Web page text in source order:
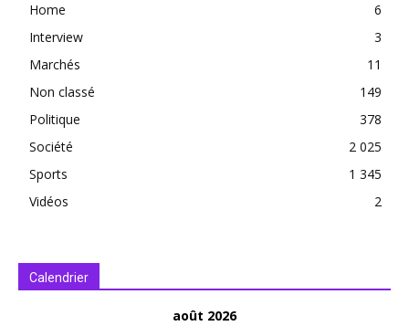
Home
6
Interview
3
Marchés
11
Non classé
149
Politique
378
Société
2 025
Sports
1 345
Vidéos
2
Calendrier
août 2026